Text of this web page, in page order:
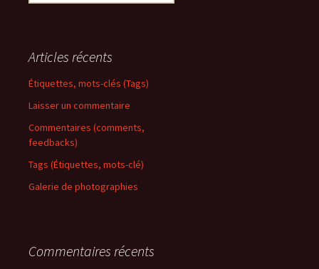
Articles récents
Étiquettes, mots-clés (Tags)
Laisser un commentaire
Commentaires (comments,
feedbacks)
Tags (Étiquettes, mots-clé)
Galerie de photographies
Commentaires récents